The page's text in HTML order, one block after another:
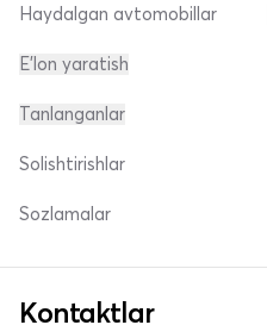
Haydalgan avtomobillar
E'lon yaratish
Tanlanganlar
Solishtirishlar
Sozlamalar
Kontaktlar